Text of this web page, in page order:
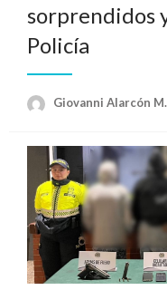
sorprendidos
Policía
Giovanni Alarcón M.